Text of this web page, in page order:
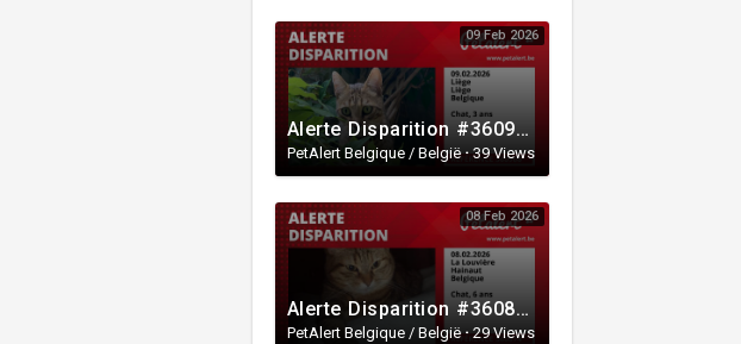
09 Feb 2026
Alerte Disparition #360906 Liège / Liège / Belgique
PetAlert Belgique / België·39 Views
08 Feb 2026
Alerte Disparition #360874 La Louvière / Hainaut / Belgique
PetAlert Belgique / België·29 Views